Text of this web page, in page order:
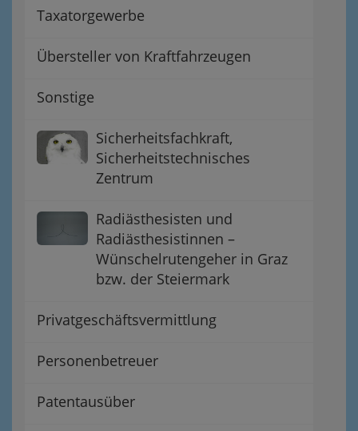
Taxatorgewerbe
Übersteller von Kraftfahrzeugen
Sonstige
Sicherheitsfachkraft,
Sicherheitstechnisches
Zentrum
Radiästhesisten und
Radiästhesistinnen –
Wünschelrutengeher in Graz
bzw. der Steiermark
Privatgeschäftsvermittlung
Personenbetreuer
Patentausüber